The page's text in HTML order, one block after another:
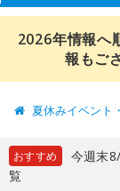
2026年情報へ
報もご
夏休みイベント
おすすめ
今週末
覧